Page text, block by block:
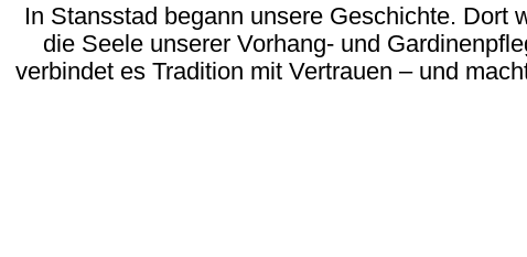
In Stansstad begann unsere Geschichte. Dort
die Seele unserer Vorhang- und
verbindet es Tradition mit Vertrauen – und